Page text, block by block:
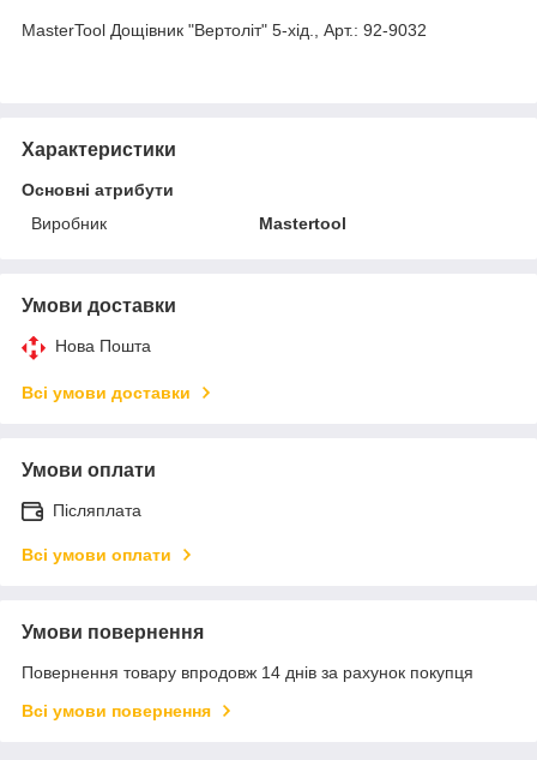
MasterTool Дощівник "Вертоліт" 5-хід., Арт.: 92-9032
Характеристики
Основні атрибути
Виробник
Mastertool
Умови доставки
Нова Пошта
Всі умови доставки
Умови оплати
Післяплата
Всі умови оплати
Умови повернення
Повернення товару впродовж 14 днів за рахунок покупця
Всі умови повернення